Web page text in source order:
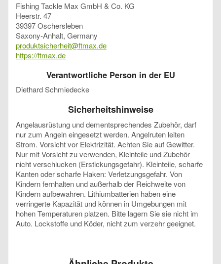
Fishing Tackle Max GmbH & Co. KG
Heerstr. 47
39397 Oschersleben
Saxony-Anhalt, Germany
produktsicherheit@ftmax.de
https://ftmax.de
Verantwortliche Person in der EU
Diethard Schmiedecke
Sicherheitshinweise
Angelausrüstung und dementsprechendes Zubehör, darf
nur zum Angeln eingesetzt werden. Angelruten leiten
Strom. Vorsicht vor Elektrizität. Achten Sie auf Gewitter.
Nur mit Vorsicht zu verwenden, Kleinteile und Zubehör
nicht verschlucken (Erstickungsgefahr). Kleinteile, scharfe
Kanten oder scharfe Haken: Verletzungsgefahr. Von
Kindern fernhalten und außerhalb der Reichweite von
Kindern aufbewahren. Lithiumbatterien haben eine
verringerte Kapazität und können in Umgebungen mit
hohen Temperaturen platzen. Bitte lagern Sie sie nicht im
Auto. Lockstoffe und Köder, nicht zum verzehr geeignet.